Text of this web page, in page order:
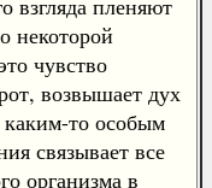
взгляда пленяют
некоторой
чувство
возвышает дух
то особым
связывает все
организма в